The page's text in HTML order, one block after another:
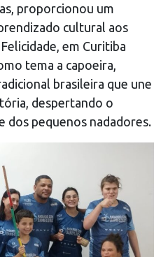
proporcionou um
cultural aos
em Curitiba
tema a capoeira,
brasileira que une
despertando o
dos pequenos nadadores.